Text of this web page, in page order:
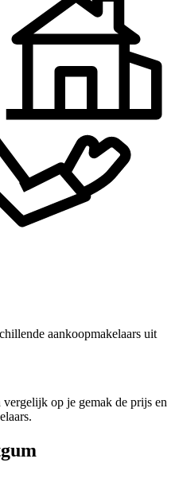
aankoopmakelaars uit
op je gemak de prijs en